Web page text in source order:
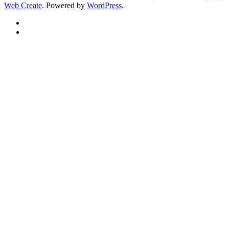
Web Create. Powered by WordPress.